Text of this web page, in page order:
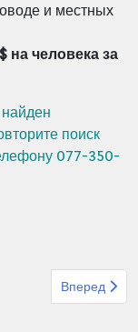
и местных
на человека за
поиск
077-350-
КитайСледующий:
Вперед